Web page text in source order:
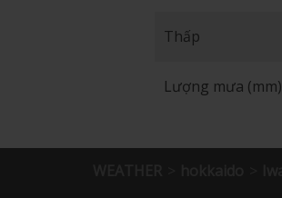
Thấp
Lượng mưa (mm)